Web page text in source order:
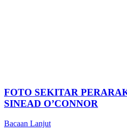
FOTO SEKITAR
SINEAD O’CONNOR
Bacaan Lanjut